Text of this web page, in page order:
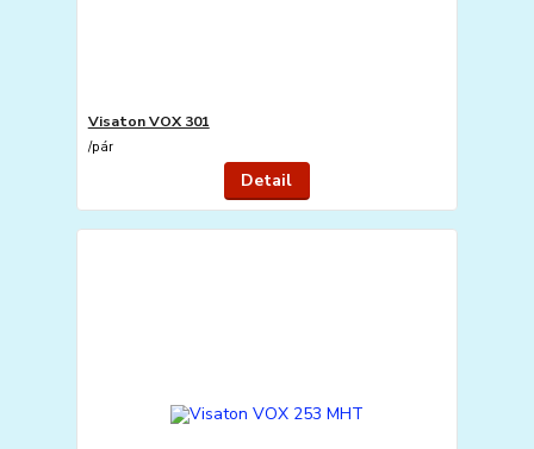
Visaton VOX 301
/pár
Detail